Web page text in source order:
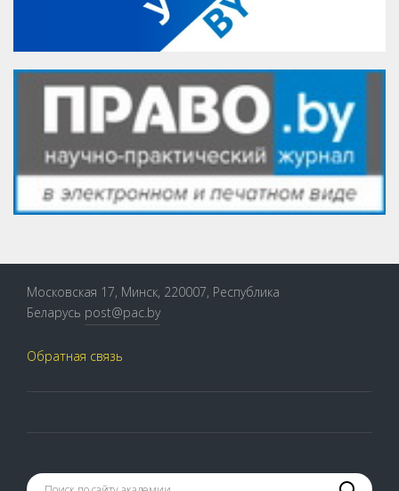
Московская 17, Минск, 220007, Республика
Беларусь post@pac.by
Обратная связь